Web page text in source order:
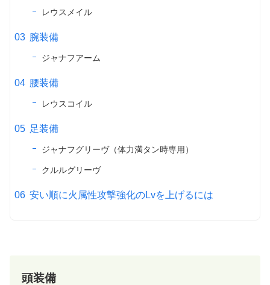
レウスメイル
腕装備
ジャナフアーム
腰装備
レウスコイル
足装備
ジャナフグリーヴ（体力満タン時専用）
クルルグリーヴ
安い順に火属性攻撃強化のLvを上げるには
頭装備